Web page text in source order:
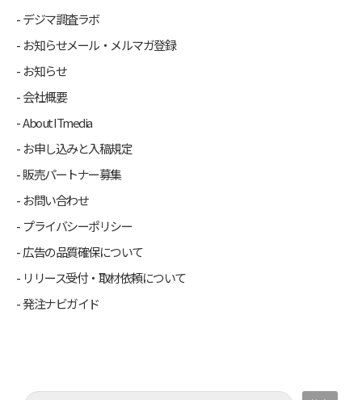
デジマ調査ラボ
お知らせメール・メルマガ登録
お知らせ
会社概要
About ITmedia
お申し込みと入稿規定
販売パートナー募集
お問い合わせ
プライバシーポリシー
広告の品質確保について
リリース受付・取材依頼について
発注ナビガイド